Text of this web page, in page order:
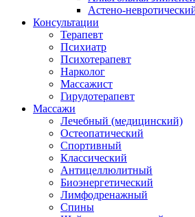
Астено-
Консультации
Терапевт
Психиатр
Психотерапевт
Нарколог
Массажист
Гирудотерапевт
Массажи
Лечебный (медицинский)
Остеопатический
Спортивный
Классический
Антицеллюлитный
Биоэнергетический
Лимфодренажный
Спины